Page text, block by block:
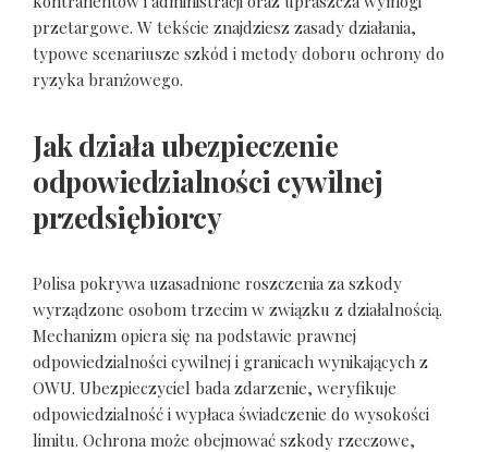
przetargowe. W tekście znajdziesz zasady działania,
typowe scenariusze szkód i metody doboru ochrony do
ryzyka branżowego.
Jak działa ubezpieczenie
odpowiedzialności cywilnej
przedsiębiorcy
Polisa pokrywa uzasadnione roszczenia za szkody
wyrządzone osobom trzecim w związku z działalnością.
Mechanizm opiera się na podstawie prawnej
odpowiedzialności cywilnej i granicach wynikających z
OWU. Ubezpieczyciel bada zdarzenie, weryfikuje
odpowiedzialność i wypłaca świadczenie do wysokości
limitu. Ochrona może obejmować szkody rzeczowe,